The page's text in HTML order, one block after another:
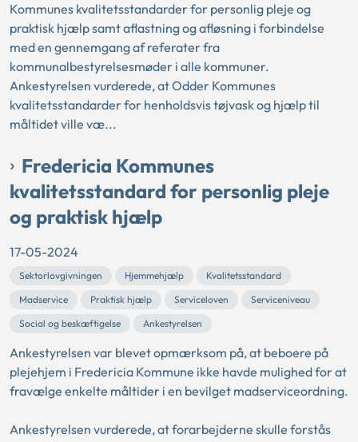
Kommunes kvalitetsstandarder for personlig pleje og
praktisk hjælp samt aflastning og afløsning i forbindelse
med en gennemgang af referater fra
kommunalbestyrelsesmøder i alle kommuner.
Ankestyrelsen vurderede, at Odder Kommunes
kvalitetsstandarder for henholdsvis tøjvask og hjælp til
måltidet ville væ...
Fredericia Kommunes
kvalitetsstandard for personlig pleje
og praktisk hjælp
17-05-2024
Sektorlovgivningen Hjemmehjælp
Kvalitetsstandard
Madservice
Praktisk hjælp Serviceloven
Serviceniveau
Social og beskæftigelse
Ankestyrelsen
Ankestyrelsen var blevet opmærksom på, at beboere på
plejehjem i Fredericia Kommune ikke havde mulighed for at
fravælge enkelte måltider i en bevilget madserviceordning.
Ankestyrelsen vurderede, at forarbejderne skulle forstås